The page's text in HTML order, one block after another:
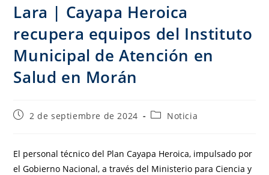
Lara | Cayapa Heroica
recupera equipos del Instituto
Municipal de Atención en
Salud en Morán
2 de septiembre de 2024 Noticia
El personal técnico del Plan Cayapa Heroica, impulsado por
el Gobierno Nacional, a través del Ministerio para Ciencia y